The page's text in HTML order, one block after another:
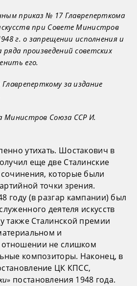
приказ № 17 Главреперткома
при Совете Министров
г. о запрещении исполнения и
произведений советских
его.
за издание
Министров Союза ССР И.
утихать. Шостакович в
еще две Сталинские
которые были
точки зрения.
году (в разгар кампании) был
деятеля искусств
также Сталинской премии
и
не слишком
композиторы. Наконец, в
ЦК КПСС,
постановления 1948 года.